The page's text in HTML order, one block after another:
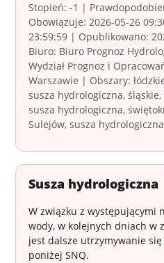
Stopień: -1 |
Obowiązuje: 2026-05-26
23:59:59 | Opublikowano:
Biuro: Biuro Prognoz
Wydział Prognoz i
Warszawie | Obszary:
susza hydrologiczna,
susza hydrologiczna,
Sulejów, susza hydrologiczna
Susza hydrologiczna
W związku z występującymi
wody, w kolejnych dniach w
jest dalsze utrzymywanie
poniżej SNQ.